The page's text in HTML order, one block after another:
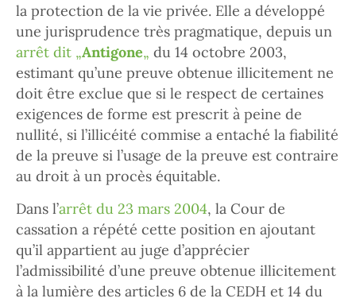
la protection de la vie privée. Elle a développé
une jurisprudence très pragmatique, depuis un
arrêt dit „Antigone„ du 14 octobre 2003,
estimant qu’une preuve obtenue illicitement ne
doit être exclue que si le respect de certaines
exigences de forme est prescrit à peine de
nullité, si l’illicéité commise a entaché la fiabilité
de la preuve si l’usage de la preuve est contraire
au droit à un procès équitable.
Dans l’arrêt du 23 mars 2004, la Cour de
cassation a répété cette position en ajoutant
qu’il appartient au juge d’apprécier
l’admissibilité d’une preuve obtenue illicitement
à la lumière des articles 6 de la CEDH et 14 du